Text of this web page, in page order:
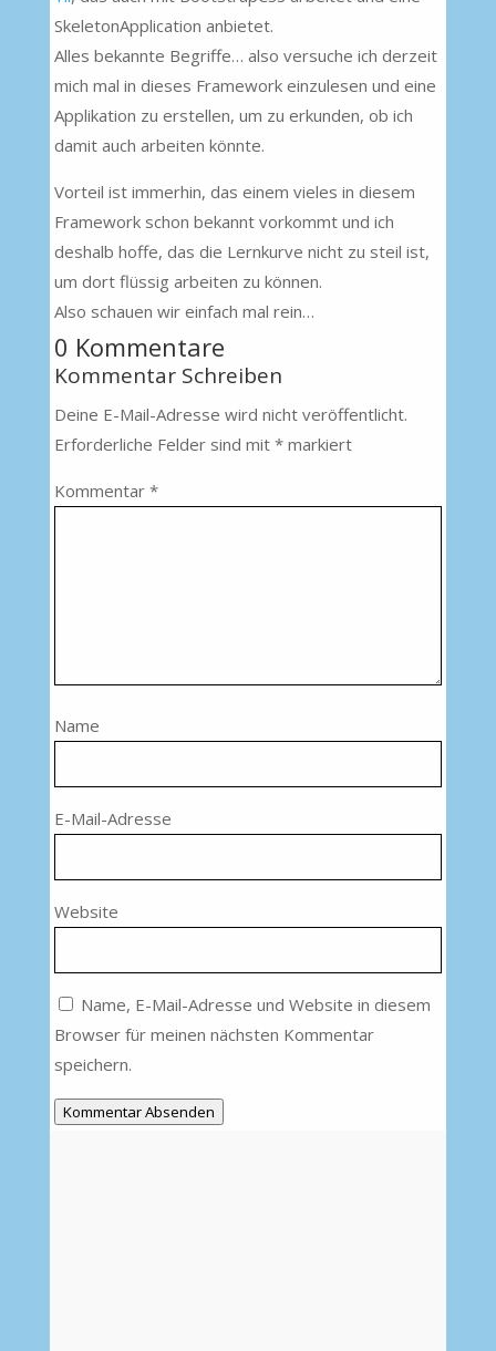
SkeletonApplication anbietet.
Alles bekannte Begriffe… also versuche ich derzeit
mich mal in dieses Framework einzulesen und eine
Applikation zu erstellen, um zu erkunden, ob ich
damit auch arbeiten könnte.
Vorteil ist immerhin, das einem vieles in diesem
Framework schon bekannt vorkommt und ich
deshalb hoffe, das die Lernkurve nicht zu steil ist,
um dort flüssig arbeiten zu können.
Also schauen wir einfach mal rein…
0 Kommentare
Kommentar Schreiben
Deine E-Mail-Adresse wird nicht veröffentlicht.
Erforderliche Felder sind mit *markiert
Kommentar *
Name
E-Mail-Adresse
Website
Name, E-Mail-Adresse und Website in diesem
Browser für meinen nächsten Kommentar
speichern.
Kommentar Absenden